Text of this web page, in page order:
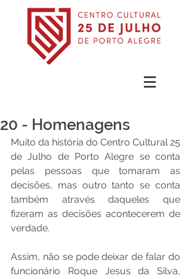
20 - Homenagens
Muito da história do Centro Cultural 25
de Julho de Porto Alegre se conta
pelas pessoas que tomaram as
decisões, mas outro tanto se conta
também através daqueles que
fizeram as decisões acontecerem de
verdade.
Assim, não se pode deixar de falar do
funcionário Roque Jesus da Silva,